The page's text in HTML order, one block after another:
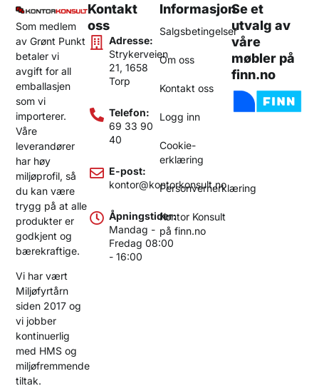
Som medlem
av Grønt Punkt
betaler vi
avgift for all
emballasjen
som vi
importerer.
Våre
leverandører
har høy
miljøprofil, så
du kan være
trygg på at alle
produkter er
godkjent og
bærekraftige.
Vi har vært
Miljøfyrtårn
siden 2017 og
vi jobber
kontinuerlig
med HMS og
miljøfremmende
tiltak.
Kontakt
oss
Adresse:
Strykerveien
21, 1658
Torp
Telefon:
69 33 90
40
E-post:
kontor@kontorkonsult.no
Åpningstider:
Mandag -
Fredag 08:00
- 16:00
Informasjon
Salgsbetingelser
Om oss
Kontakt oss
Logg inn
Cookie-
erklæring
Personvernerklæring
Kontor Konsult
på finn.no
Se et
utvalg av
våre
møbler på
finn.no